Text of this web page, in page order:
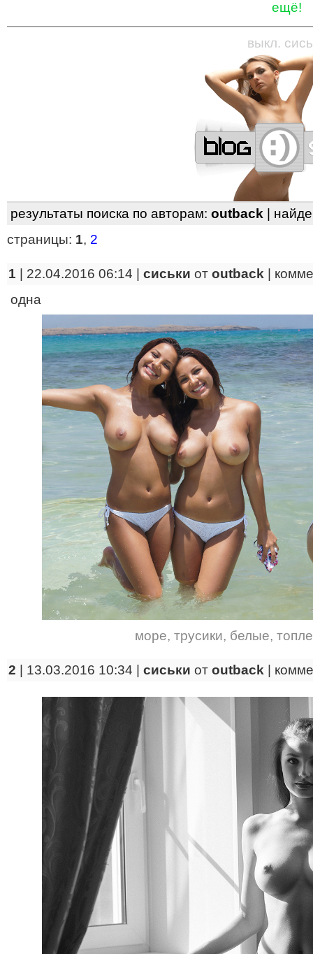
ещё!
—————————————————
выкл.
результаты поиска по авторам: outback |
страницы: 1, 2
1 | 22.04.2016 06:14 | сиськи от outback
одна
море, трусики, белые,
2 | 13.03.2016 10:34 | сиськи от outback